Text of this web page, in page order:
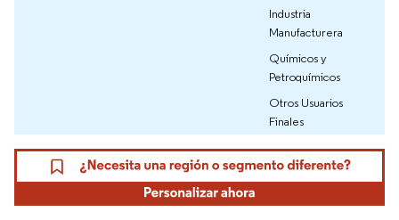
Industria
Manufacturera
Químicos y
Petroquímicos
Otros Usuarios
Finales